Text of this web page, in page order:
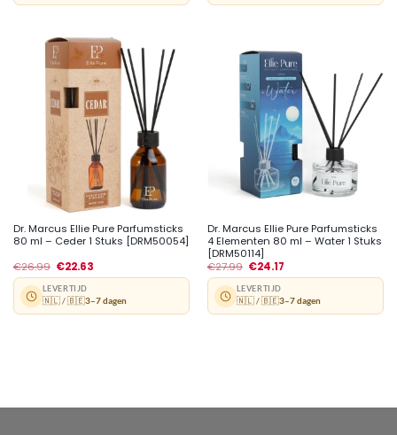
Dr. Marcus Ellie Pure Parfumsticks
80 ml – Ceder 1 Stuks [DRM50054]
€26.99 €22.63
LEVERTIJD
🇳🇱 / 🇧🇪3–7 dagen
Dr. Marcus Ellie Pure Parfumsticks
4 Elementen 80 ml – Water 1 Stuks
[DRM50114]
€27.99 €24.17
LEVERTIJD
🇳🇱 / 🇧🇪3–7 dagen